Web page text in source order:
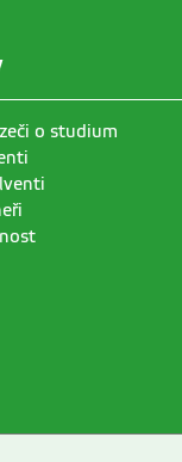
o studium